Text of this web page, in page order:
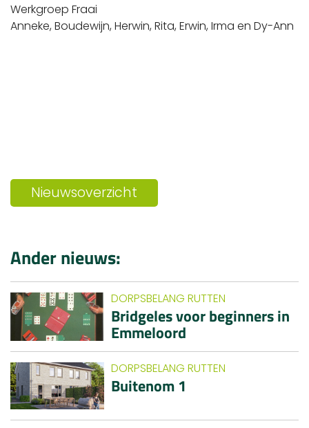
Werkgroep Fraai
Anneke, Boudewijn, Herwin, Rita, Erwin, Irma en Dy-Ann
Nieuwsoverzicht
Ander nieuws:
DORPSBELANG RUTTEN
Bridgeles voor beginners in
Emmeloord
DORPSBELANG RUTTEN
Buitenom 1